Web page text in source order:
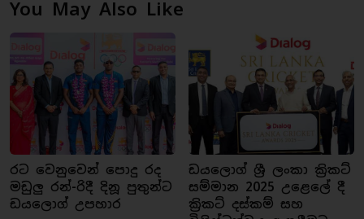
You May Also Like
රට වෙනුවෙන් පොදු රද
මඩුලු රන්-රිදී දිනූ පුතුන්ට
ඩයලොග් උපහාර
ඩයලොග් ශ්‍රී ලංකා ක්‍රිකට්
සම්මාන 2025 උළෙලේ දී
ක්‍රිකට් දස්කම් සහ